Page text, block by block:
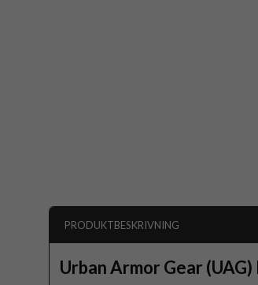
PRODUKTBESKRIVNING
Urban Armor Gear